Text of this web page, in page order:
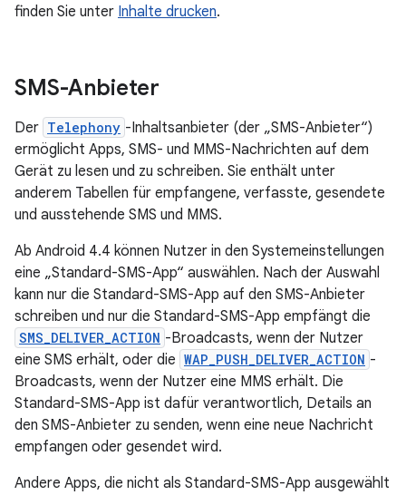
finden Sie unter Inhalte drucken.
SMS-Anbieter
Der Telephony -Inhaltsanbieter (der „SMS-Anbieter“)
ermöglicht Apps, SMS- und MMS-Nachrichten auf dem
Gerät zu lesen und zu schreiben. Sie enthält unter
anderem Tabellen für empfangene, verfasste, gesendete
und ausstehende SMS und MMS.
Ab Android 4.4 können Nutzer in den Systemeinstellungen
eine „Standard-SMS-App“ auswählen. Nach der Auswahl
kann nur die Standard-SMS-App auf den SMS-Anbieter
schreiben und nur die Standard-SMS-App empfängt die
SMS_DELIVER_ACTION -Broadcasts, wenn der Nutzer
eine SMS erhält, oder die WAP_PUSH_DELIVER_ACTION -
Broadcasts, wenn der Nutzer eine MMS erhält. Die
Standard-SMS-App ist dafür verantwortlich, Details an
den SMS-Anbieter zu senden, wenn eine neue Nachricht
empfangen oder gesendet wird.
Andere Apps, die nicht als Standard-SMS-App ausgewählt